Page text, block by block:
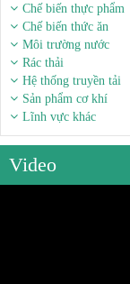
Chế biến thực phẩm
Chế biến thức ăn
Môi trường nước
Rác thải
Hệ thống truyền tải
Sản phẩm cơ khí
Lĩnh vực khác
Video